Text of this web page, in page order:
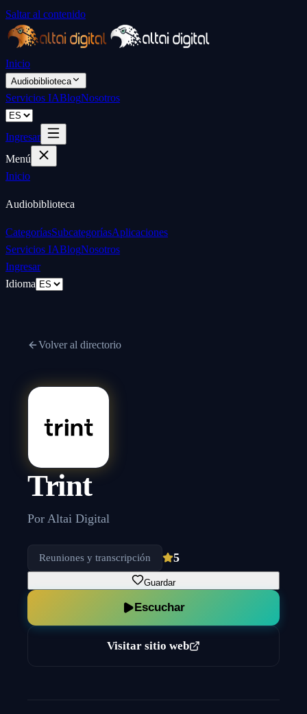
Saltar al contenido
Inicio
Audiobiblioteca
Servicios IABlogNosotros
Ingresar
Menú
Inicio
Audiobiblioteca
CategoríasSubcategoríasAplicaciones
Servicios IABlogNosotros
Ingresar
Idioma
Volver al directorio
Trint
Por Altai Digital
Reuniones y transcripción 5
Guardar
Escuchar
Visitar sitio web